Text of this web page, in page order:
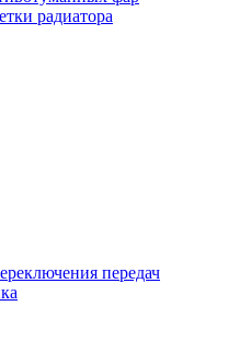
радиатора
передач